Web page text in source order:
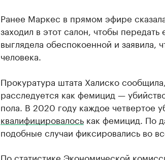
Ранее Маркес в прямом эфире
заходил в этот салон, чтобы
выглядела обеспокоенной и заявила,
человека.
Прокуратура штата Халиско
расследуется как фемицид —
пола. В 2020 году каждое четвертое
квалифицировалось как фемицид. По
подобные случаи фиксировались во
По статистике Экономической